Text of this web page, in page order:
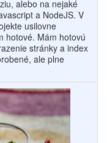
alebo na nejaké
a NodeJS. V
usilovne
hotové. Mám hotovú
stránky a index
ale plne